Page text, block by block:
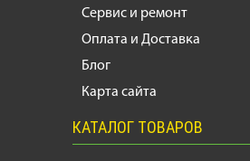
Сервис и ремонт
Оплата и Доставка
Блог
Карта сайта
КАТАЛОГ ТОВАРОВ